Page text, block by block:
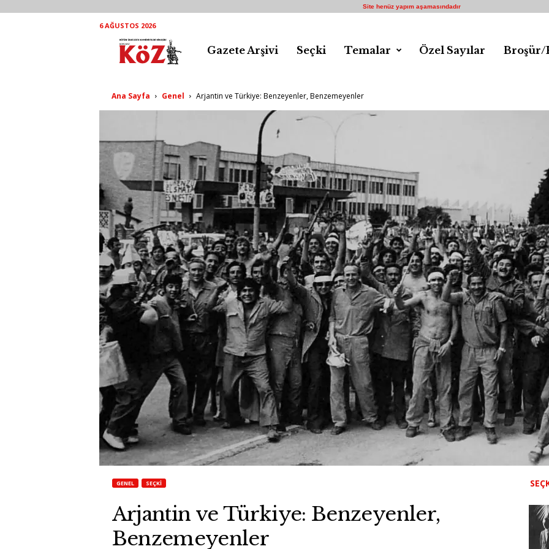
Site henüz yapım aşamasındadır
6 AĞUSTOS 2026
r
ş
i
v
Gazete Arşivi Seçki Temalar Özel Sayılar Broşür/
Ana Sayfa Genel Arjantin ve Türkiye: Benzeyenler, Benzemeyenler
GENEL SEÇKI
Arjantin ve Türkiye: Benzeyenler,
Benzemeyenler